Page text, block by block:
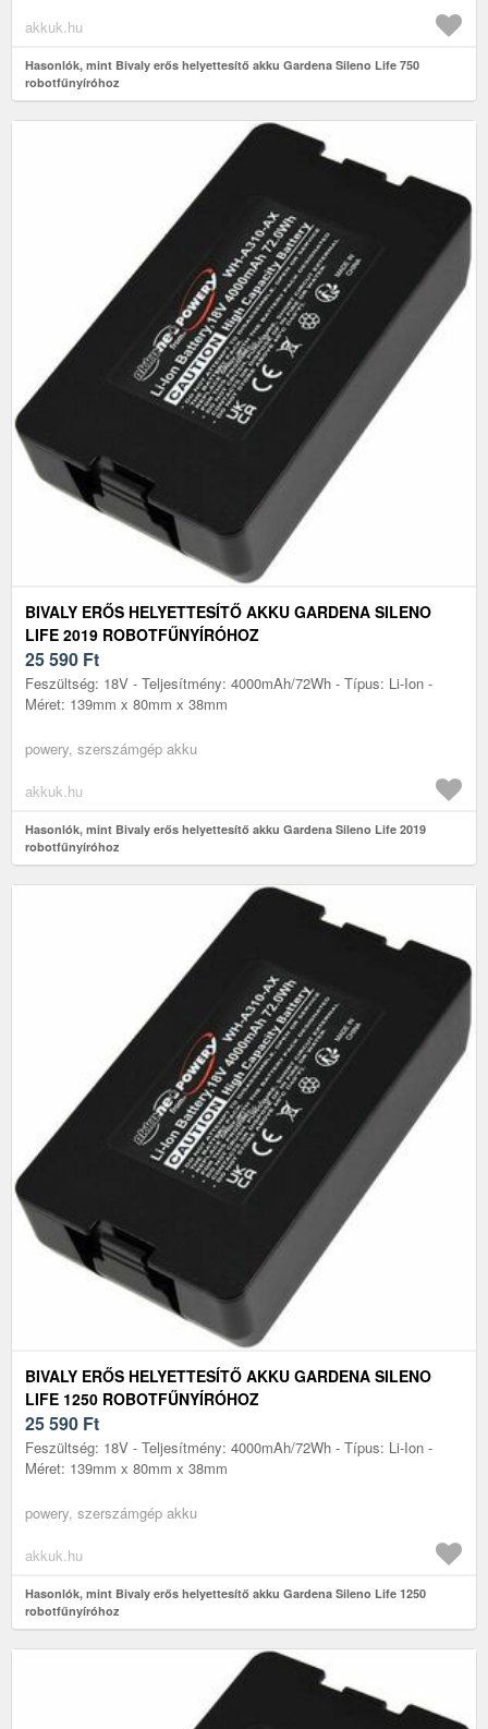
akkuk.hu
Hasonlók, mint Bivaly erős helyettesítő akku Gardena Sileno Life 750
robotfűnyíróhoz
BIVALY ERŐS HELYETTESÍTŐ AKKU GARDENA SILENO
LIFE 2019 ROBOTFŰNYÍRÓHOZ
25 590 Ft
Feszültség: 18V - Teljesítmény: 4000mAh/72Wh - Típus: Li-Ion -
Méret: 139mm x 80mm x 38mm
powery, szerszámgép akku
akkuk.hu
Hasonlók, mint Bivaly erős helyettesítő akku Gardena Sileno Life 2019
robotfűnyíróhoz
BIVALY ERŐS HELYETTESÍTŐ AKKU GARDENA SILENO
LIFE 1250 ROBOTFŰNYÍRÓHOZ
25 590 Ft
Feszültség: 18V - Teljesítmény: 4000mAh/72Wh - Típus: Li-Ion -
Méret: 139mm x 80mm x 38mm
powery, szerszámgép akku
akkuk.hu
Hasonlók, mint Bivaly erős helyettesítő akku Gardena Sileno Life 1250
robotfűnyíróhoz